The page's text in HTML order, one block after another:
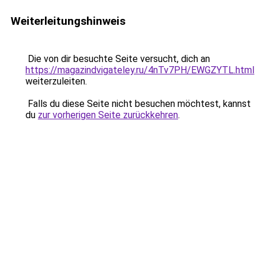
Weiterleitungshinweis
Die von dir besuchte Seite versucht, dich an
https://magazindvigateley.ru/4nTv7PH/EWGZYTL.html
weiterzuleiten.
Falls du diese Seite nicht besuchen möchtest, kannst
du zur vorherigen Seite zurückkehren.